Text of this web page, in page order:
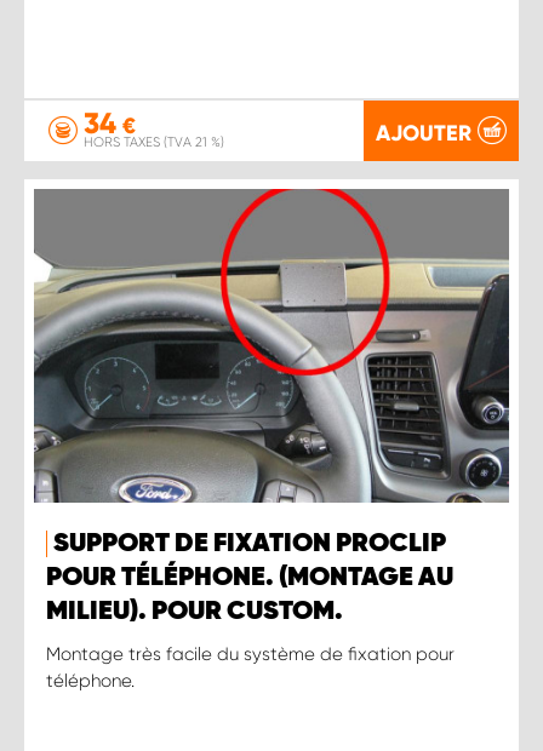
34 €
HORS TAXES (TVA 21 %) AJOUTER
SUPPORT DE FIXATION PROCLIP
POUR TÉLÉPHONE. (MONTAGE AU
MILIEU). POUR CUSTOM.
Montage très facile du système de fixation pour
téléphone.